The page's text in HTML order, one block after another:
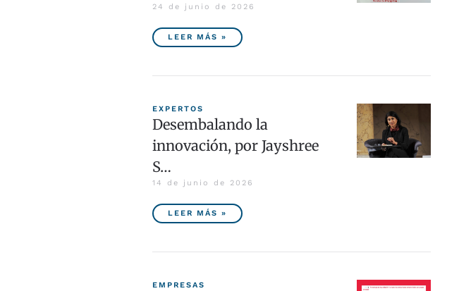
24 de junio de 2026
LEER MÁS »
EXPERTOS
Desembalando la
innovación, por Jayshree
S…
14 de junio de 2026
LEER MÁS »
EMPRESAS